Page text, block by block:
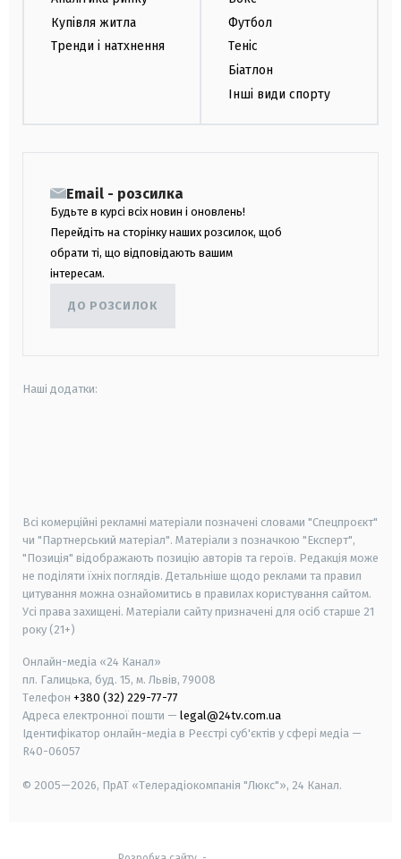
Купівля житла
Тренди і натхнення
Футбол
Теніс
Біатлон
Інші види спорту
Email - розсилка
Будьте в курсі всіх новин і оновлень!
Перейдіть на сторінку наших розсилок, щоб
обрати ті, що відповідають вашим
інтересам.
ДО РОЗСИЛОК
Наші додатки:
Всі комерційні рекламні матеріали позначені словами "Спецпроєкт"
чи "Партнерський матеріал". Матеріали з позначкою "Експерт",
"Позиція" відображають позицію авторів та героїв. Редакція може
не поділяти їхніх поглядів. Детальніше щодо реклами та правил
цитування можна ознайомитись в правилах користування сайтом.
Усі права захищені. Матеріали сайту призначені для осіб старше 21
року (21+)
Онлайн-медіа «24 Канал»
пл. Галицька, буд. 15, м. Львів, 79008
Телефон +380 (32) 229-77-77
Адреса електронної пошти — legal@24tv.com.ua
Ідентифікатор онлайн-медіа в Реєстрі суб'єктів у сфері медіа —
R40-06057
© 2005—2026, ПрАТ «Телерадіокомпанія "Люкс"», 24 Канал.